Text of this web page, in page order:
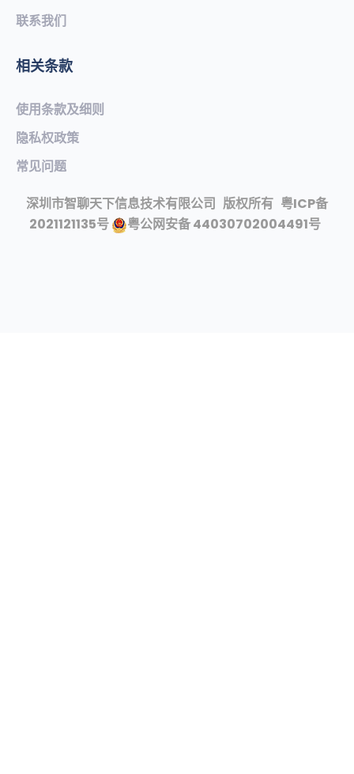
联系我们
相关条款
使用条款及细则
隐私权政策
常见问题​
深圳市智聊天下信息技术有限公司 版权所有 粤ICP备
2021121135号
粤公网安备 44030702004491号